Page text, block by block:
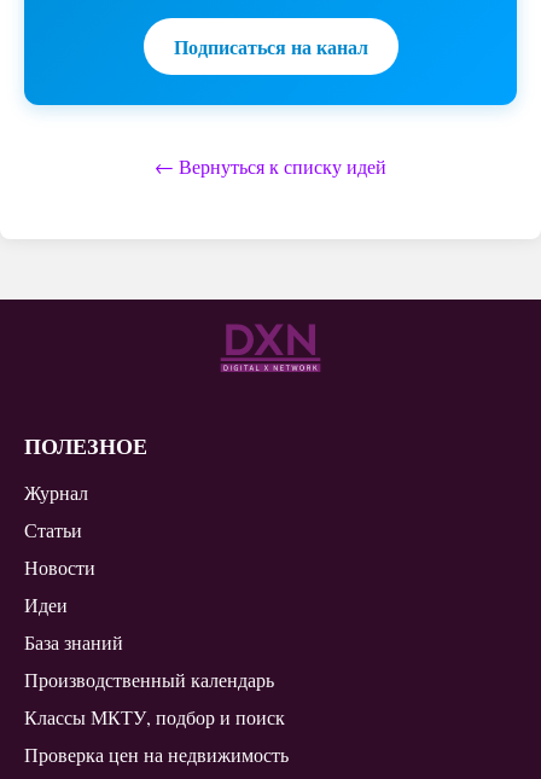
Подписаться на канал
← Вернуться к списку идей
ПОЛЕЗНОЕ
Журнал
Статьи
Новости
Идеи
База знаний
Производственный календарь
Классы МКТУ, подбор и поиск
Проверка цен на недвижимость